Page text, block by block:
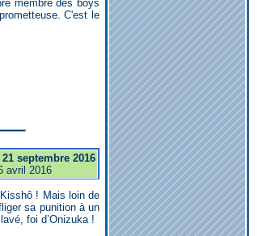
membre des boys
C'est le
septembre 2016
avril 2016
sa punition à un
foi d’Onizuka !